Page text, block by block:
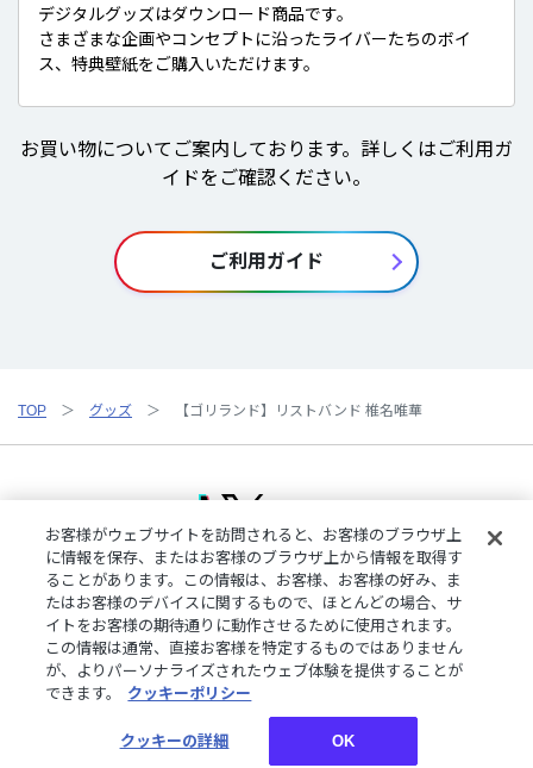
デジタルグッズはダウンロード商品です。
さまざまな企画やコンセプトに沿ったライバーたちのボイ
ス、特典壁紙をご購入いただけます。
お買い物についてご案内しております。詳しくはご利用ガ
イドをご確認ください。
ご利用ガイド
TOP グッズ 【ゴリランド】リストバンド 椎名唯華
ご利用規約プライバシーポリシー
特定商取引法に基づく表記
ご利用ガイドよくある質問お問い合わせにじさんじ公式サイト
クッキーの詳細
©︎ANYCOLOR, Inc.
お客様がウェブサイトを訪問されると、お客様のブラウザ上
に情報を保存、またはお客様のブラウザ上から情報を取得す
ることがあります。この情報は、お客様、お客様の好み、ま
たはお客様のデバイスに関するもので、ほとんどの場合、サ
イトをお客様の期待通りに動作させるために使用されます。
この情報は通常、直接お客様を特定するものではありません
が、よりパーソナライズされたウェブ体験を提供することが
できます。
クッキーポリシー
クッキーの詳細 OK